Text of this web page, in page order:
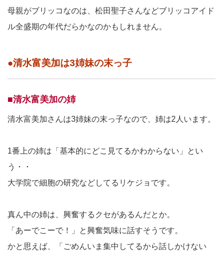
母親がブリッコなのは、松田聖子さんなどブリッコアイド
ル全盛期の年代だらかなのかもしれません。
●清水富美加は3姉妹の末っ子
■清水富美加の姉
清水富美加さんは3姉妹の末っ子なので、姉は2人います。
1番上の姉は「基本的にどこ見てるかわからない」とい
う・・
大学院で細胞の研究などしてるリケジョです。
真ん中の姉は、興奮するクセがあるんだとか。
「あーでこーで！」と興奮気味に話すそうです。
かと思えば、「ごめんいま集中してるから話しかけない